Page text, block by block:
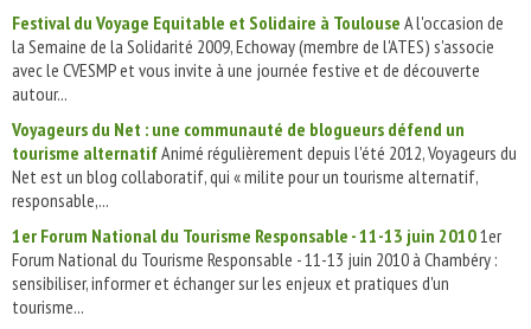
Festival du Voyage Equitable et Solidaire à Toulouse A l'occasion de
la Semaine de la Solidarité 2009, Echoway (membre de l'ATES) s'associe
avec le CVESMP et vous invite à une journée festive et de découverte
autour...
Voyageurs du Net : une communauté de blogueurs défend un
tourisme alternatifAnimé régulièrement depuis l'été 2012, Voyageurs du
Net est un blog collaboratif, qui « milite pour un tourisme alternatif,
responsable,...
1er Forum National du Tourisme Responsable - 11-13 juin 20101er
Forum National du Tourisme Responsable - 11-13 juin 2010 à Chambéry :
sensibiliser, informer et échanger sur les enjeux et pratiques d'un
tourisme...